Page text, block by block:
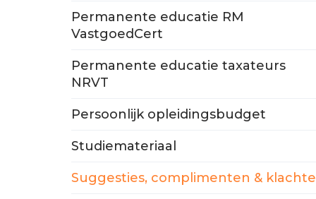
Permanente educatie RM
VastgoedCert
Permanente educatie taxateurs
NRVT
Persoonlijk opleidingsbudget
Studiemateriaal
Suggesties, complimenten &